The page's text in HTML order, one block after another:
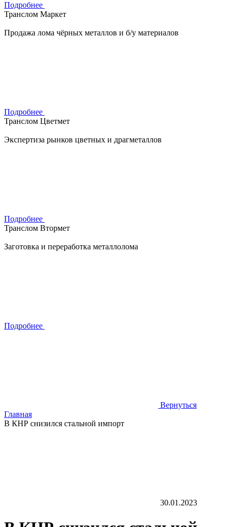
Подробнее
Транслом Маркет
Продажа лома чёрных металлов и б/у материалов
Подробнее
Транслом Цветмет
Экспертиза рынков цветных и драгметаллов
Подробнее
Транслом Втормет
Заготовка и переработка металлолома
Подробнее
Вернуться
Главная
В КНР снизился стальной импорт
30.01.2023